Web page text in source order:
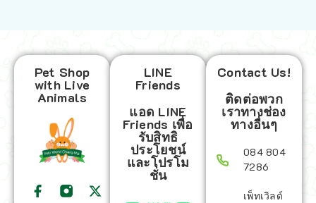
Pet Shop
with Live
Animals
LINE
Friends
แอด LINE
Friends เพื่อ
รับสิทธิ
ประโยชน์
และโปรโม
ชั่น
Contact Us!
ติดต่อพวก
เราทางช่อง
ทางอื่นๆ
084 804
7286
เพ็ทเวิลด์